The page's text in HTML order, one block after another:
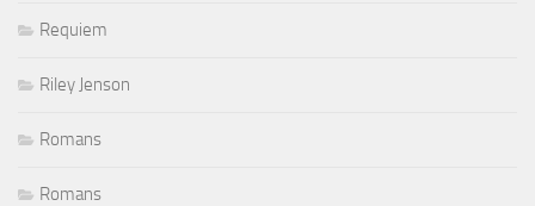
Requiem
Riley Jenson
Romans
Romans